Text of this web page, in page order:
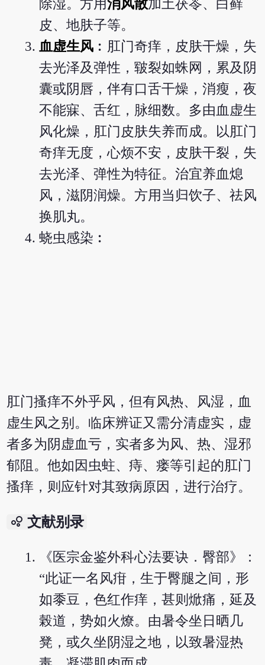
除湿。方用消风散加土茯苓、白藓
皮、地肤子等。
血虚生风 ︰肛门奇痒，皮肤干燥，失
去光泽及弹性，皲裂如蛛网，累及阴
囊或阴唇，伴有口舌干燥，消瘦，夜
不能寐、舌红，脉细数。多由血虚生
风化燥，肛门皮肤失养而成。以肛门
奇痒无度，心烦不安，皮肤干裂，失
去光泽、弹性为特征。治宜养血熄
风，滋阴润燥。方用当归饮子、祛风
换肌丸。
蛲虫感染︰
肛门搔痒不外乎风，但有风热、风湿，血
虚生风之别。临床辨证又需分清虚实，虚
者多为阴虚血亏，实者多为风、热、湿邪
郁阻。他如因虫蛀、痔、瘘等引起的肛门
搔痒，则应针对其致病原因，进行治疗。
bubble_chart 文献别录
《医宗金鉴外科心法要诀．臀部》：
“此证一名风疳，生于臀腿之间，形
如黍豆，色红作痒，甚则焮痛，延及
榖道，势如火燎。由暑令坐日晒几
凳，或久坐阴湿之地，以致暑湿热